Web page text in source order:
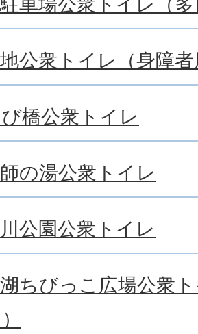
公衆トイレ（身障
橋公衆トイレ
の湯公衆トイレ
公園公衆トイレ
ちびっこ広場公衆